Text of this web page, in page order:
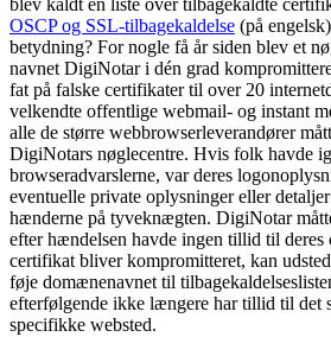
blev kaldt en liste over tilbagekaldte
OSCP og SSL-tilbagekaldelse (på
betydning? For nogle få år siden blev et
navnet DigiNotar i dén grad
fat på falske certifikater til over 20
velkendte offentlige webmail- og instant
alle de større webbrowserleverandører
DigiNotars nøglecentre. Hvis folk havde
browseradvarslerne, var deres
eventuelle private oplysninger eller
hænderne på tyveknægten. DigiNotar
efter hændelsen havde ingen tillid til
certifikat bliver kompromitteret, kan
føje domænenavnet til
efterfølgende ikke længere har tillid til det
specifikke websted.